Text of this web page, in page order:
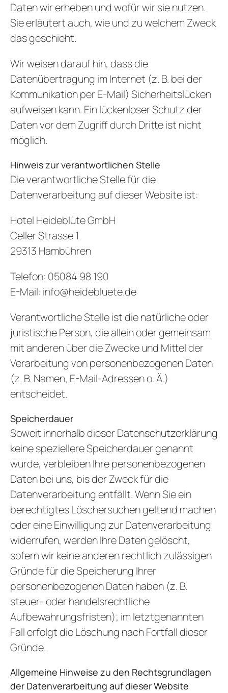
Daten wir erheben und wofür wir sie nutzen.
Sie erläutert auch, wie und zu welchem Zweck
das geschieht.
Wir weisen darauf hin, dass die
Datenübertragung im Internet (z. B. bei der
Kommunikation per E-Mail) Sicherheitslücken
aufweisen kann. Ein lückenloser Schutz der
Daten vor dem Zugriff durch Dritte ist nicht
möglich.
Hinweis zur verantwortlichen Stelle
Die verantwortliche Stelle für die
Datenverarbeitung auf dieser Website ist:
Hotel Heideblüte GmbH
Celler Strasse 1
29313 Hambühren
Telefon: 05084 98 190
E-Mail: info@heidebluete.de
Verantwortliche Stelle ist die natürliche oder
juristische Person, die allein oder gemeinsam
mit anderen über die Zwecke und Mittel der
Verarbeitung von personenbezogenen Daten
(z. B. Namen, E-Mail-Adressen o. Ä.)
entscheidet.
Speicherdauer
Soweit innerhalb dieser Datenschutzerklärung
keine speziellere Speicherdauer genannt
wurde, verbleiben Ihre personenbezogenen
Daten bei uns, bis der Zweck für die
Datenverarbeitung entfällt. Wenn Sie ein
berechtigtes Löschersuchen geltend machen
oder eine Einwilligung zur Datenverarbeitung
widerrufen, werden Ihre Daten gelöscht,
sofern wir keine anderen rechtlich zulässigen
Gründe für die Speicherung Ihrer
personenbezogenen Daten haben (z. B.
steuer- oder handelsrechtliche
Aufbewahrungsfristen); im letztgenannten
Fall erfolgt die Löschung nach Fortfall dieser
Gründe.
Allgemeine Hinweise zu den Rechtsgrundlagen
der Datenverarbeitung auf dieser Website